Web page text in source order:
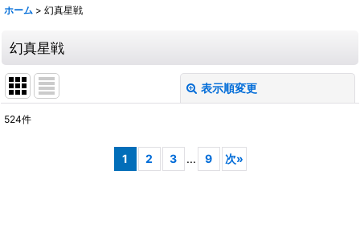
ホーム > 幻真星戦
幻真星戦
表示順変更
524件
1 2 3 ... 9 次»